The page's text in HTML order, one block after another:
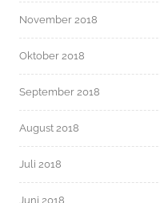
November 2018
Oktober 2018
September 2018
August 2018
Juli 2018
Juni 2018